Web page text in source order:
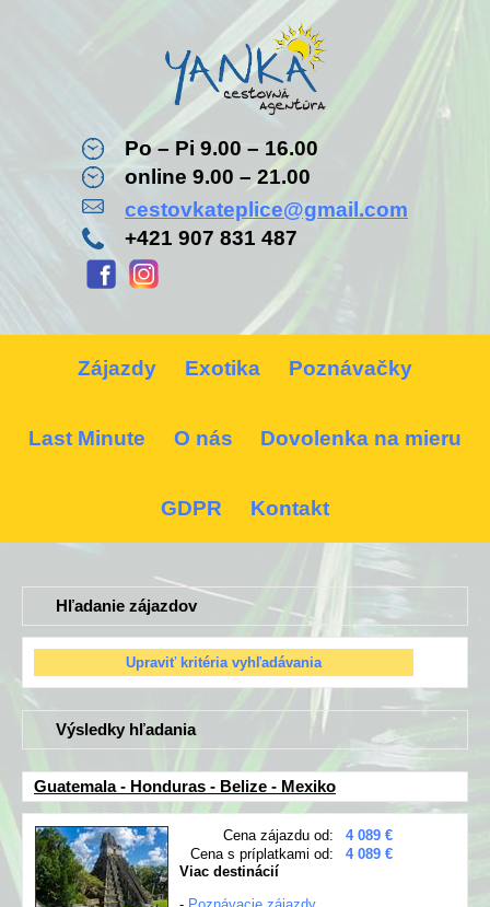
Po – Pi 9.00 – 16.00
online 9.00 – 21.00
cestovkateplice@gmail.com
+421 907 831 487
Zájazdy Exotika Poznávačky
Last Minute O nás Dovolenka na mieru
GDPR Kontakt
Hľadanie zájazdov
Výsledky hľadania
Guatemala - Honduras - Belize - Mexiko
Cena zájazdu od:
4 089 €
Cena s príplatkami od:
4 089 €
Viac destinácií